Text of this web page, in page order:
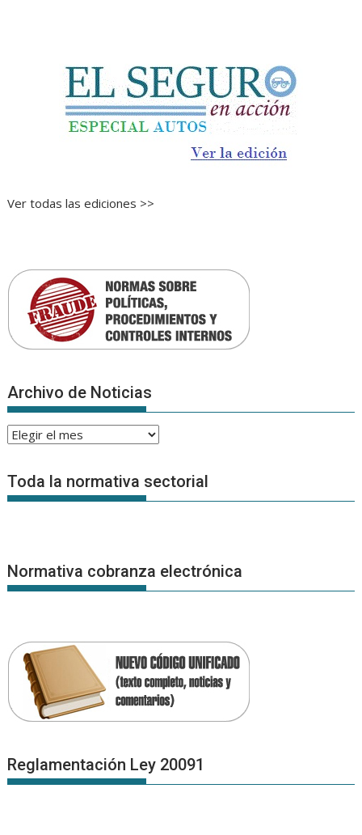
Ver todas las ediciones >>
Archivo de Noticias
Archivo
Noticias
Toda la normativa sectorial
Normativa cobranza electrónica
Reglamentación Ley 20091